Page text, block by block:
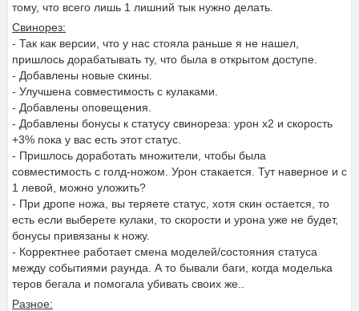
тому, что всего лишь 1 лишний тык нужно делать.
Свинорез:
- Так как версии, что у нас стояла раньше я не нашел,
пришлось дорабатывать ту, что была в открытом доступе.
- Добавлены новые скины.
- Улучшена совместимость с кулаками.
- Добавлены оповещения.
- Добавлены бонусы к статусу свинореза: урон х2 и скорость
+3% пока у вас есть этот статус.
- Пришлось доработать множители, чтобы была
совместимость с голд-ножом. Урон стакается. Тут наверное и с
1 левой, можно уложить?
- При дропе ножа, вы теряете статус, хотя скин остается, то
есть если выберете кулаки, то скорости и урона уже не будет,
бонусы привязаны к ножу.
- Корректнее работает смена моделей/состояния статуса
между событиями раунда. А то бывали баги, когда моделька
теров бегала и помогала убивать своих же..
Разное: